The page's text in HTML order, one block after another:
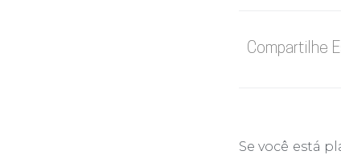
Compartilhe
Se você está